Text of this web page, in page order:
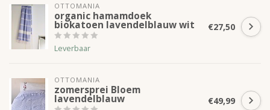
OTTOMANIA
organic hamamdoek
biokatoen lavendelblauw wit
Leverbaar
€27,50
OTTOMANIA
zomersprei Bloem
lavendelblauw €49,99